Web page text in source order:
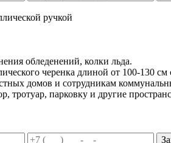
ручкой
обледенений, колки льда.
черенка длиной от 100-130
домов и сотрудникам
тротуар, парковку и другие